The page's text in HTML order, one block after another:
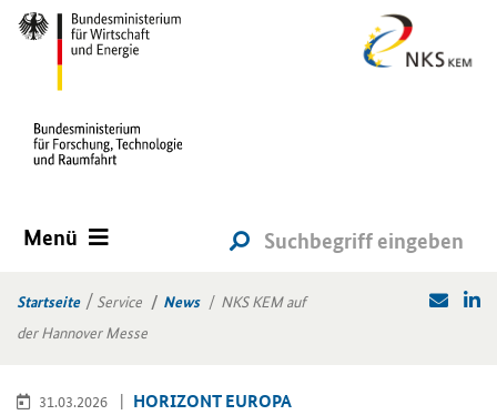
Menü
Startseite Service News
NKS KEM auf
der Hannover Messe
31.03.2026 HO­RI­ZONT EU­RO­PA